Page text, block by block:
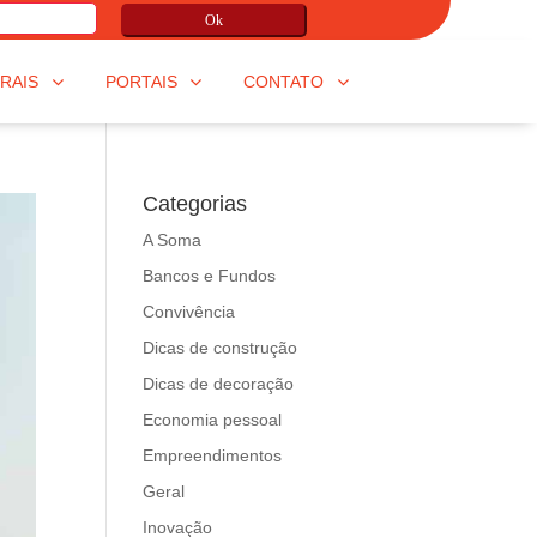
Ok
PORTAIS CONTATO
Categorias
A Soma
Bancos e Fundos
Convivência
Dicas de construção
Dicas de decoração
Economia pessoal
Empreendimentos
Geral
Inovação